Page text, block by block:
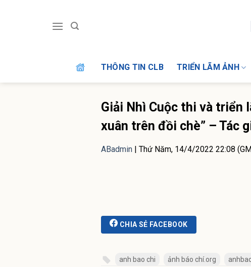
THÔNG TIN CLB TRIỂN LÃM ẢNH
Giải Nhì Cuộc thi và triển
xuân trên đồi chè” – Tác
ABadmin| Thứ Năm, 14/4/2022 22:08
CHIA SẺ FACEBOOK
anh bao chi ảnh báo chí.org